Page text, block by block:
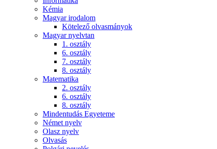
Kémia
Magyar irodalom
Kötelező olvasmányok
Magyar nyelvtan
1. osztály
6. osztály
7. osztály
8. osztály
Matematika
2. osztály
6. osztály
8. osztály
Mindentudás Egyeteme
Német nyelv
Olasz nyelv
Olvasás